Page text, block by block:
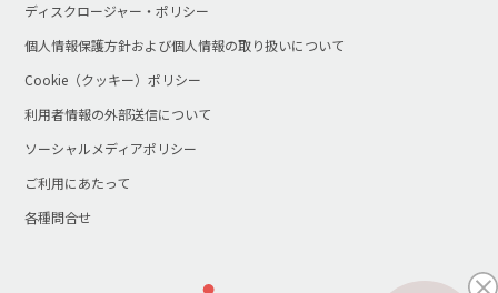
ディスクロージャー・ポリシー
個人情報保護方針および個人情報の取り扱いについて
Cookie（クッキー）ポリシー
利用者情報の外部送信について
ソーシャルメディアポリシー
ご利用にあたって
各種問合せ